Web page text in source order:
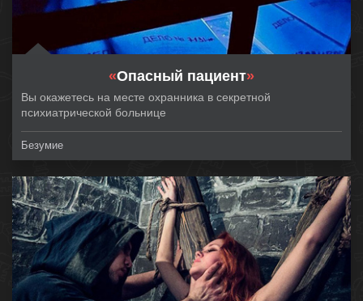
«Опасный пациент»
Вы окажетесь на месте охранника в секретной
психиатрической больнице
Безумие